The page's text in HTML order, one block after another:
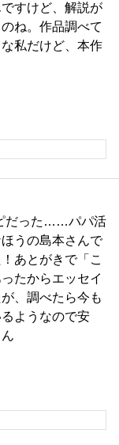
すけど、解説が
ね。作品調べて
私だけど、本作
だった……パパ活
うの島本さんで
あとがきで「こ
たからエッセイ
、調べたら今も
ようなので安